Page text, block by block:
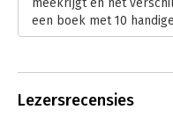
een boek met 10
kunt ze goed gebruiken
maatschappelijk -of
Ze zijn ook goed te
bedrijfscontext. Het
Lezersrecensies